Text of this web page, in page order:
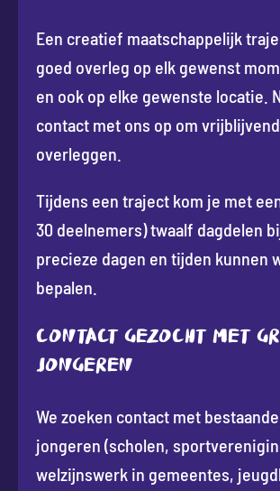
Een creatief maatschappelijk
goed overleg op elk gewenst
en ook op elke gewenste locatie.
contact met ons op om
overleggen.
Tijdens een traject kom je met
30 deelnemers) twaalf dagdelen
precieze dagen en tijden kunnen
bepalen.
Contact gezocht met
jongeren
We zoeken contact met
jongeren (scholen,
welzijnswerk in gemeentes,